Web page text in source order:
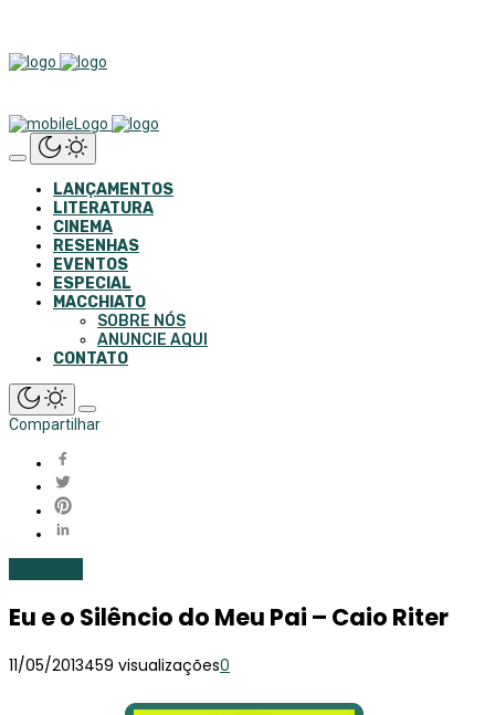
LANÇAMENTOS
LITERATURA
CINEMA
RESENHAS
EVENTOS
ESPECIAL
MACCHIATO
SOBRE NÓS
ANUNCIE AQUI
CONTATO
Compartilhar
Eu e o Silêncio do Meu Pai – Caio Riter
11/05/2013459 visualizações0